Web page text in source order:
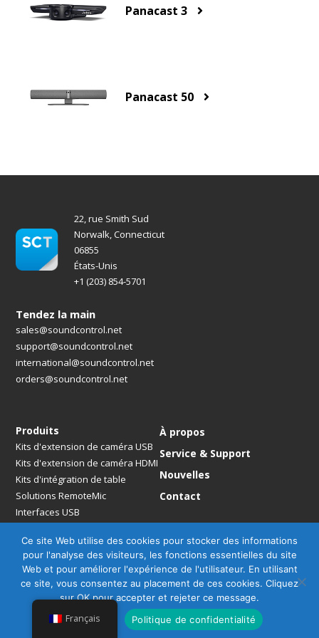
Panacast 3
Panacast 50
22, rue Smith Sud
Norwalk, Connecticut
06855
États-Unis
+1 (203) 854-5701
Produits
Kits d'extension de caméra USB
Kits d'extension de caméra HDMI
Kits d'intégration de table
Solutions RemoteMic
Interfaces USB
Solutions de montage
Kits d'extension de micro
Adaptateurs de micro
Accessoires
À propos
Service & Support
Nouvelles
Contact
Tendez la main
sales@soundcontrol.net
support@soundcontrol.net
international@soundcontrol.net
orders@soundcontrol.net
Français
Ce site Web utilise des cookies pour stocker des informations
pour l'analyse des visiteurs, les fonctions essentielles du site
Web et pour améliorer l'expérience de l'utilisateur. En utilisant
ce site, vous consentez au placement de ces cookies. Cliquez
sur OK pour accepter et rejeter ce message.
D'accord
Politique de confidentialité